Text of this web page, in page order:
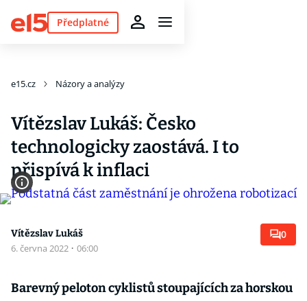
Předplatné
e15.cz Názory a analýzy
Vítězslav Lukáš: Česko
technologicky zaostává. I to
přispívá k inflaci
Vítězslav Lukáš
6. června 2022 · 06:00
0
Barevný peloton cyklistů stoupajících za horskou